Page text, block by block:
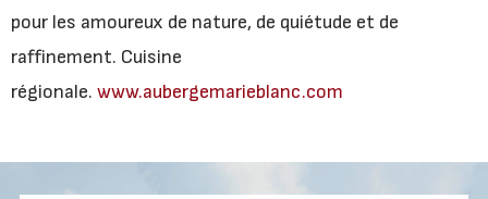
pour les amoureux de nature, de quiétude et de
raffinement. Cuisine
régionale. www.aubergemarieblanc.com